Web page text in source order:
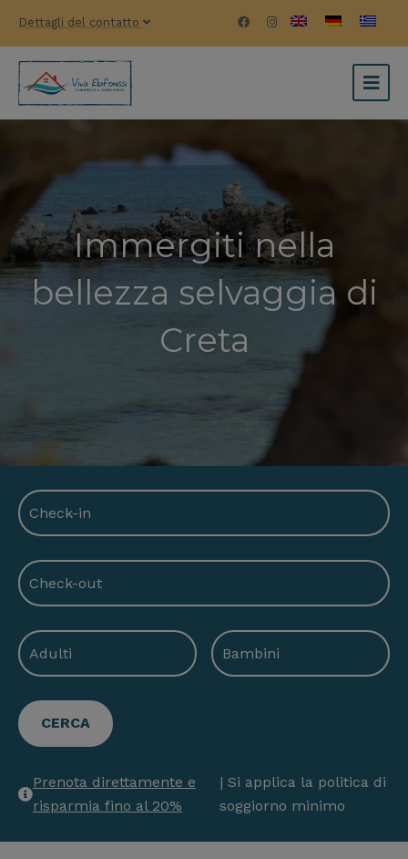
Dettagli del contatto
Vivi la vera Creta, a
pochi minuti da
Elafonisi
Immergiti nella
bellezza selvaggia di
Creta
Emozioni di giorno,
tramonti
indimenticabili
Prenota direttamente e
risparmia fino al 20%
| Si applica la politica di
soggiorno minimo